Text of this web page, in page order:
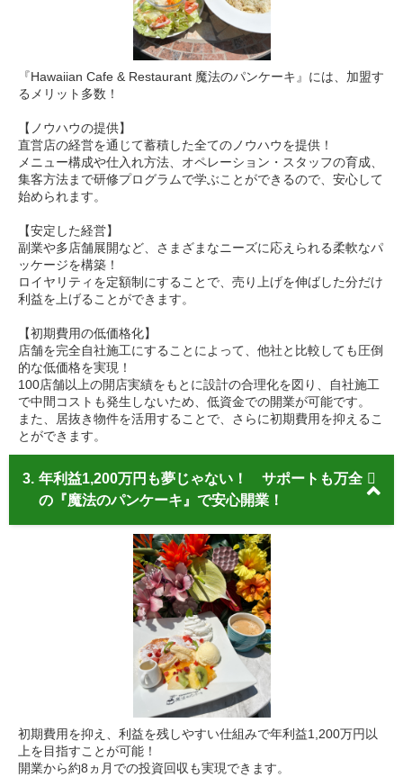
『Hawaiian Cafe & Restaurant 魔法のパンケーキ』には、加盟す
るメリット多数！
【ノウハウの提供】
直営店の経営を通じて蓄積した全てのノウハウを提供！
メニュー構成や仕入れ方法、オペレーション・スタッフの育成、
集客方法まで研修プログラムで学ぶことができるので、安心して
始められます。
【安定した経営】
副業や多店舗展開など、さまざまなニーズに応えられる柔軟なパ
ッケージを構築！
ロイヤリティを定額制にすることで、売り上げを伸ばした分だけ
利益を上げることができます。
【初期費用の低価格化】
店舗を完全自社施工にすることによって、他社と比較しても圧倒
的な低価格を実現！
100店舗以上の開店実績をもとに設計の合理化を図り、自社施工
で中間コストも発生しないため、低資金での開業が可能です。
また、居抜き物件を活用することで、さらに初期費用を抑えるこ
とができます。
3. 年利益1,200万円も夢じゃない！ サポートも万全
の『魔法のパンケーキ』で安心開業！
初期費用を抑え、利益を残しやすい仕組みで年利益1,200万円以
上を目指すことが可能！
開業から約8ヵ月での投資回収も実現できます。